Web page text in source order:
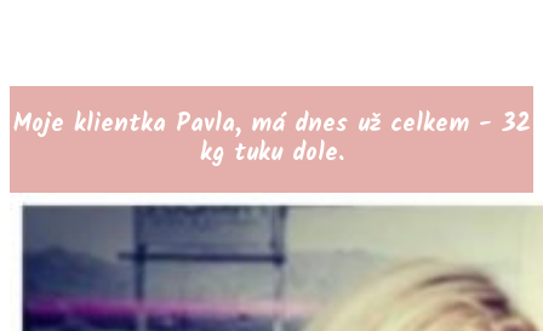
Moje klientka Pavla, má dnes už celkem - 32
kg tuku dole.